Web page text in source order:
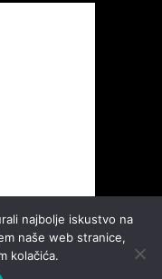
najbolje iskustvo na
naše web stranice,
kolačića.